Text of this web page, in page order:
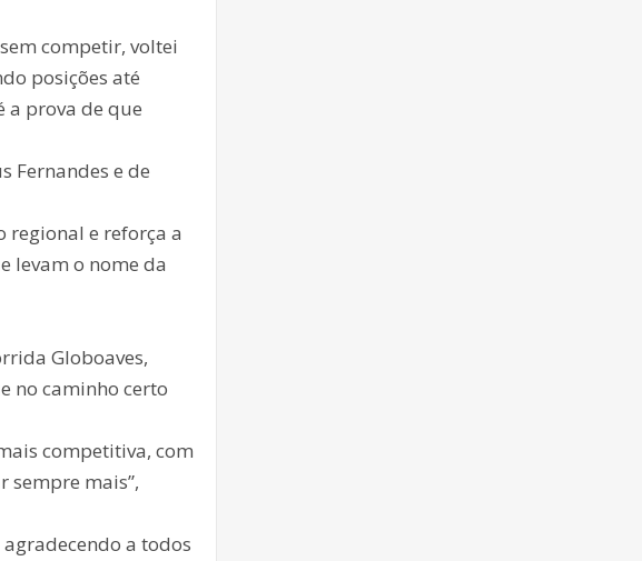
competir, voltei
posições até
prova de que
Fernandes e de
regional e reforça a
levam o nome da
Globoaves,
no caminho certo
competitiva, com
sempre mais”,
a todos